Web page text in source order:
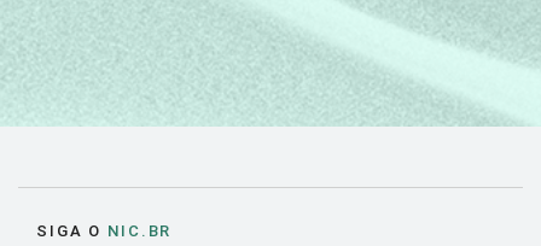
SIGA O NIC.BR